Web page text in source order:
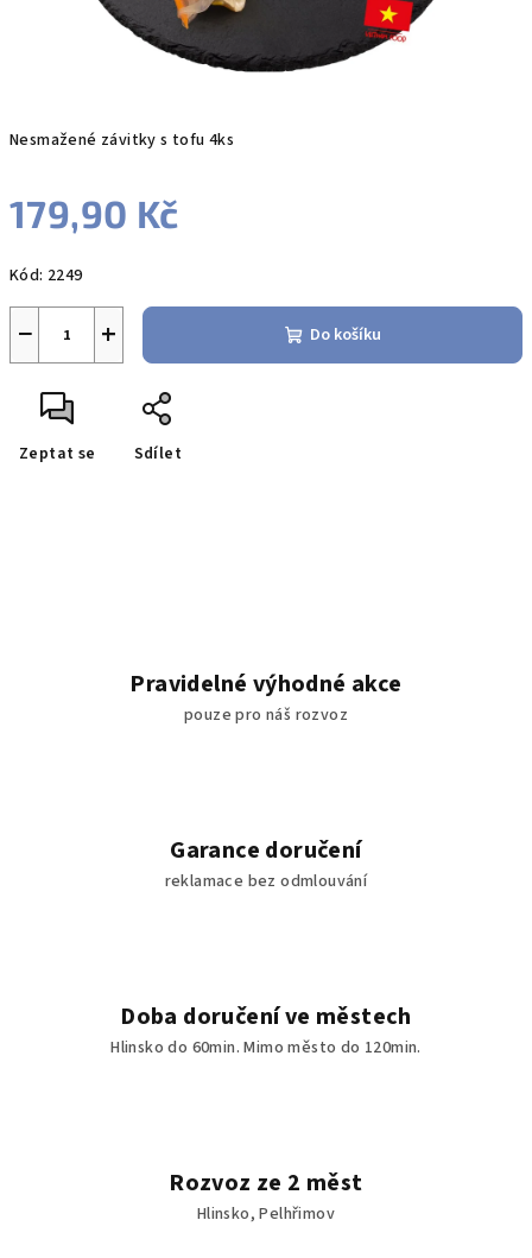
Nesmažené závitky s tofu 4ks
179,90 Kč
cena:
Kód: 2249
+
− Do košíku
Zeptat se Sdílet
Pravidelné výhodné akce
pouze pro náš rozvoz
Garance doručení
reklamace bez odmlouvání
Doba doručení ve městech
Hlinsko do 60min. Mimo město do 120min.
Rozvoz ze 2 měst
Hlinsko, Pelhřimov